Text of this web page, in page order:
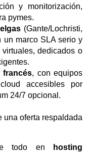
y monitorización,
pymes.
(Gante/Lochristi,
un marco SLA serio y
dedicados o
francés, con equipos
accesibles por
24/7 opcional.
una oferta respaldada
todo en
hosting